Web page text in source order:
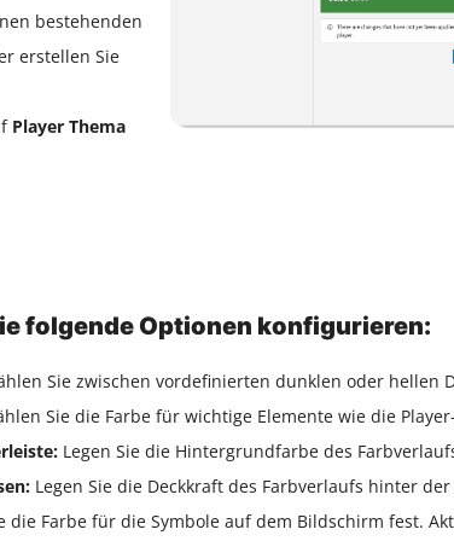
bestehenden
erstellen Sie
Player Thema
folgende Optionen konfigurieren:
Sie zwischen vordefinierten dunklen oder hellen
Sie die Farbe für wichtige Elemente wie die
Legen Sie die Hintergrundfarbe des
Legen Sie die Deckkraft des Farbverlaufs hinter
die Farbe für die Symbole auf dem Bildschirm fest.